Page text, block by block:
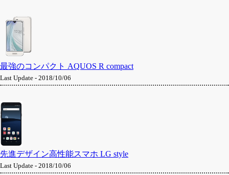
最強のコンパクト AQUOS R compact
Last Update - 2018/10/06
先進デザイン高性能スマホ LG style
Last Update - 2018/10/06